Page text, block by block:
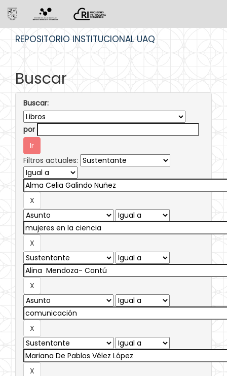
REPOSITORIO INSTITUCIONAL UAQ
Buscar
Buscar:
por
Filtros actuales: